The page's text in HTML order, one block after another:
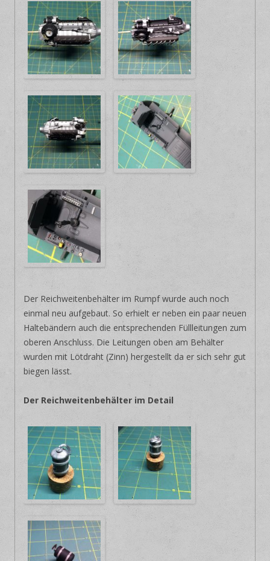
Der Reichweitenbehälter im Rumpf wurde auch noch
einmal neu aufgebaut. So erhielt er neben ein paar neuen
Haltebändern auch die entsprechenden Füllleitungen zum
oberen Anschluss. Die Leitungen oben am Behälter
wurden mit Lötdraht (Zinn) hergestellt da er sich sehr gut
biegen lässt.
Der Reichweitenbehälter im Detail